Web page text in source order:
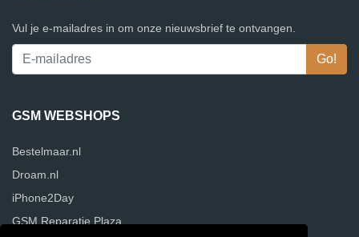
Vul je e-mailadres in om onze nieuwsbrief te ontvangen.
GSM WEBSHOPS
Bestelmaar.nl
Droam.nl
iPhone2Day
GSM Reparatie Plaza